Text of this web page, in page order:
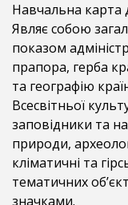
Навчальна карта
Являє собою
показом
прапора, герба
та географію
Всесвітньої
заповідники та
природи,
кліматичні та
тематичних
значками.